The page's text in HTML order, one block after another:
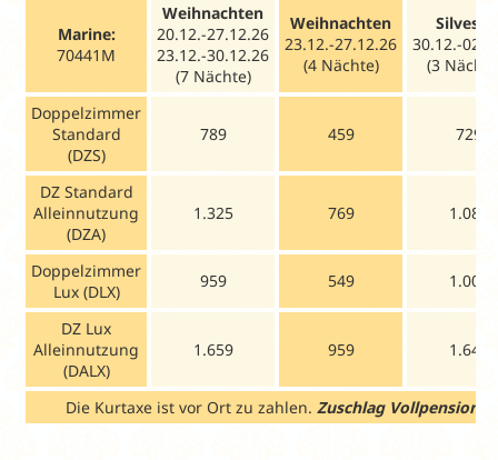
Marine:
70441M
Weihnachten
20.12.-27.12.26
23.12.-30.12.26
(7 Nächte)
Weihnachten
23.12.-27.12.26
(4 Nächte)
30.12.-
(3
Doppelzimmer
Standard
(DZS)
789 459 729
DZ Standard
Alleinnutzung
(DZA)
1.325 769 1.089
Doppelzimmer
Lux (DLX)
959 549 1.009
DZ Lux
Alleinnutzung
(DALX)
1.659 959 1.649
Die Kurtaxe ist vor Ort zu zahlen. Zuschlag Vollpension